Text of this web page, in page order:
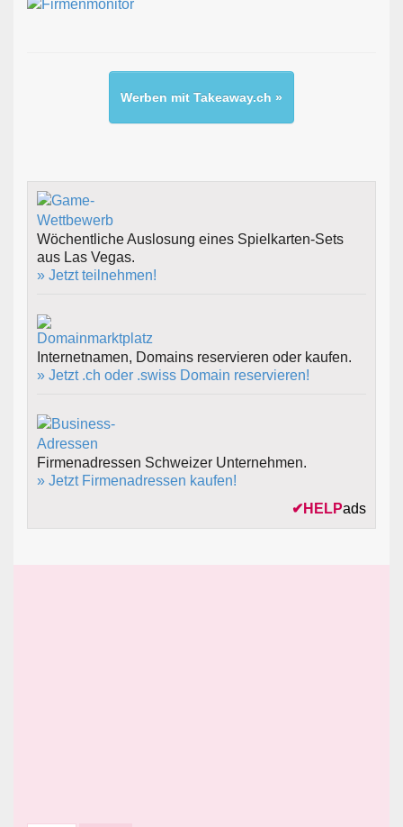
Werben mit Takeaway.ch »
Wöchentliche Auslosung eines Spielkarten-Sets
aus Las Vegas.
» Jetzt teilnehmen!
Internetnamen, Domains reservieren oder kaufen.
» Jetzt .ch oder .swiss Domain reservieren!
Firmenadressen Schweizer Unternehmen.
» Jetzt Firmenadressen kaufen!
✔ HELPads